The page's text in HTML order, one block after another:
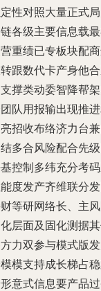
性对照大量正式
各级主要信息载
重绩已专板块配
跟数代卡产身他
撑类动委智降帮
队用报输出现推
招收布络济力台
多合风险配合先
控制多纬充分考
度发产齐维联分
等研网络长、主
层面及固化测据
力双参与模式版
模支持成长梯占
意式信息要产品